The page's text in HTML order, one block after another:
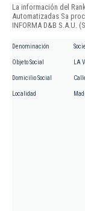
La información del
Automatizadas Sa
INFORMA D&B S.A.U.
Denominación
Objeto Social LA
Domicilio Social
Localidad